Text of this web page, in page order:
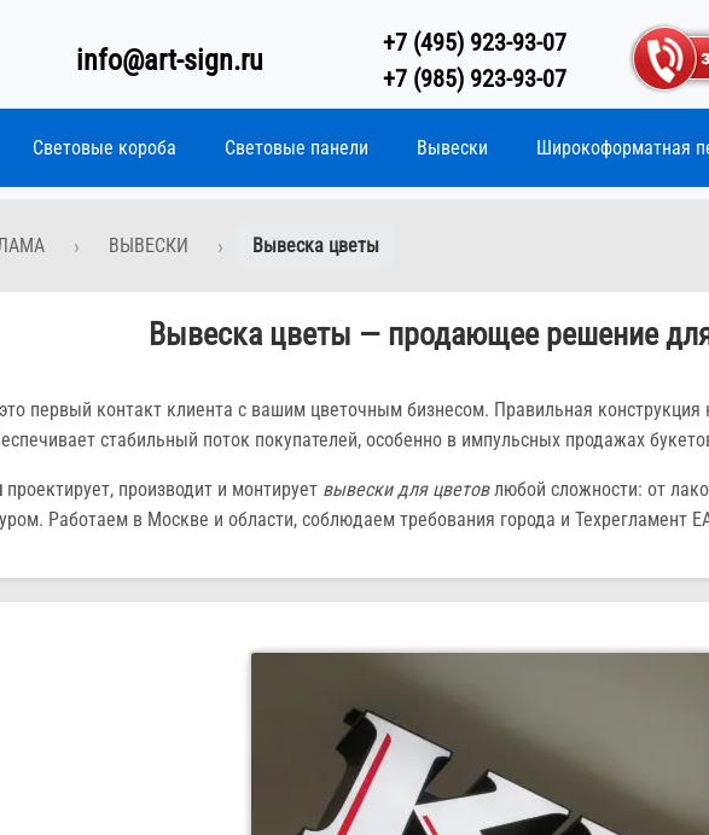
info@art-sign.ru
+7 (495) 923-93-07
+7 (985) 923-93-07
Световые короба Световые панели Вывески Широкоформатная
ВЫВЕСКИ Вывеска цветы
Вывеска цветы — продающее решение
первый контакт клиента с вашим цветочным бизнесом. Правильная
стабильный поток покупателей, особенно в импульсных продажах
проектирует, производит и монтирует вывески для цветовлюбой сложности: от
Работаем в Москве и области, соблюдаем требования города и Техрегламент